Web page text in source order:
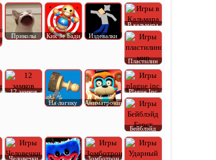
Приколы Кик Зе Бади Издевалки
В кальмара
Пластилин
12 замков
На логику
Аниматроник
Plague Inc
Бейблэйд
Человечки
Зомботрон